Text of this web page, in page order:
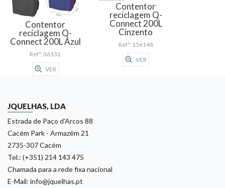
Contentor
reciclagem Q-
Connect 200L Azul
Refª: 36132
VER
Contentor
reciclagem Q-
Connect 200L
Cinzento
Refª: 156148
VER
JQUELHAS, LDA
Estrada de Paço d'Arcos 88
Cacém Park - Armazém 21
2735-307 Cacém
Tel.: (+351) 214 143 475
Chamada para a rede fixa nacional
E-Mail: info@jquelhas.pt